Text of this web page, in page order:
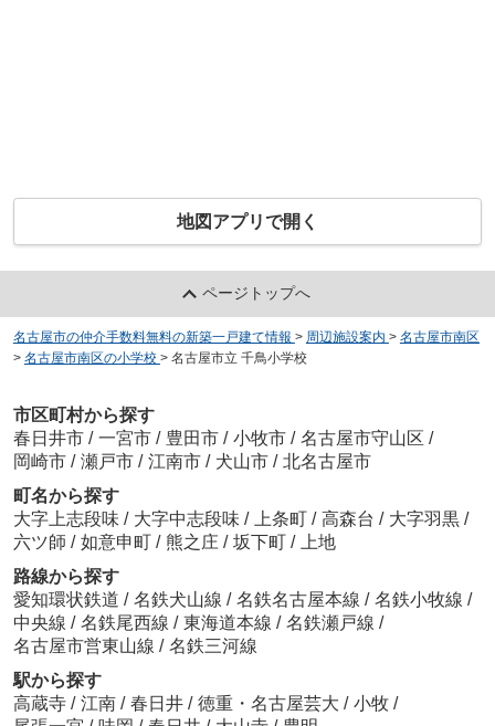
地図アプリで開く
ページトップへ
名古屋市の仲介手数料無料の新築一戸建て情報 > 周辺施設案内 > 名古屋市南区
> 名古屋市南区の小学校 > 名古屋市立 千鳥小学校
市区町村から探す
春日井市 / 一宮市 / 豊田市 / 小牧市 / 名古屋市守山区 /
岡崎市 / 瀬戸市 / 江南市 / 犬山市 / 北名古屋市
町名から探す
大字上志段味 / 大字中志段味 / 上条町 / 高森台 / 大字羽黒 /
六ツ師 / 如意申町 / 熊之庄 / 坂下町 /
上地
路線から探す
愛知環状鉄道 / 名鉄犬山線 / 名鉄名古屋本線 / 名鉄小牧線 /
中央線 / 名鉄尾西線 / 東海道本線 / 名鉄瀬戸線 /
名古屋市営東山線 / 名鉄三河線
駅から探す
高蔵寺 / 江南 / 春日井 / 徳重・名古屋芸大 / 小牧 /